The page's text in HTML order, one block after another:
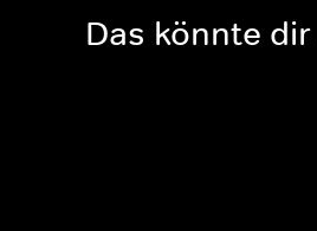
Das könnte